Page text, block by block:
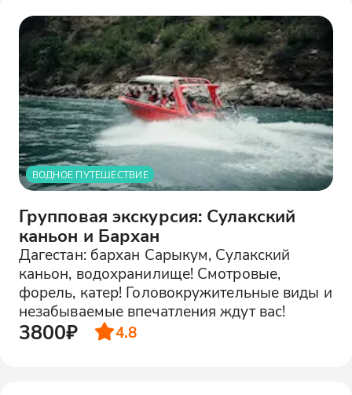
ВОДНОЕ ПУТЕШЕСТВИЕ
Групповая экскурсия: Сулакский
каньон и Бархан
Дагестан: бархан Сарыкум, Сулакский
каньон, водохранилище! Смотровые,
форель, катер! Головокружительные виды и
незабываемые впечатления ждут вас!
3800₽ 4.8